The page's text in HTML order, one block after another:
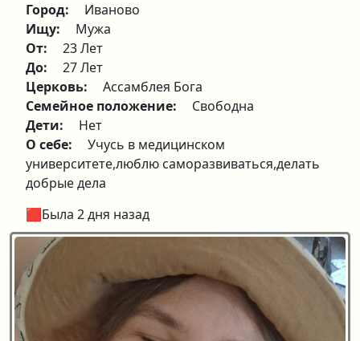
Город:
Иваново
Ищу:
Мужа
От:
23 Лет
До:
27 Лет
Церковь:
Ассамблея Бога
Семейное положение:
Свободна
Дети:
Нет
О себе:
Учусь в медицинском
университете,люблю саморазвиваться,делать
добрые дела
🟥Была 2 дня назад